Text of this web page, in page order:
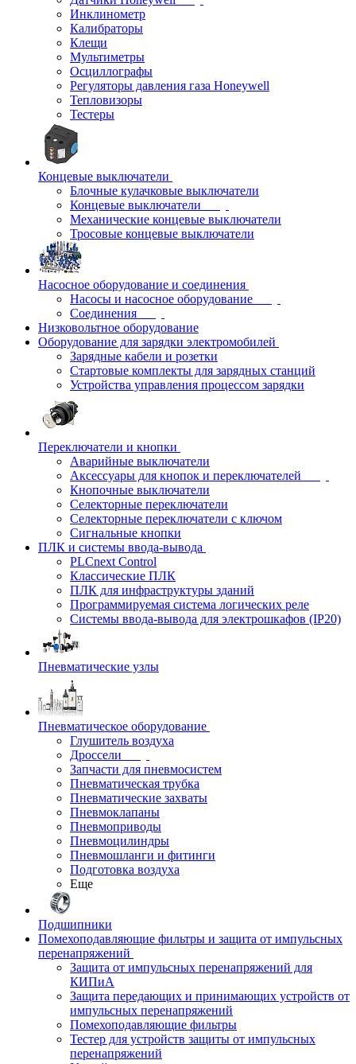
Инклинометр
Калибраторы
Клещи
Мультиметры
Осциллографы
Регуляторы давления газа Honeywell
Тепловизоры
Тестеры
Концевые выключатели
Блочные кулачковые выключатели
Концевые выключатели
Механические концевые выключатели
Тросовые концевые выключатели
Насосное оборудование и соединения
Насосы и насосное оборудование
Соединения
Низковольтное оборудование
Оборудование для зарядки электромобилей
Зарядные кабели и розетки
Стартовые комплекты для зарядных станций
Устройства управления процессом зарядки
Переключатели и кнопки
Аварийные выключатели
Аксессуары для кнопок и переключателей
Кнопочные выключатели
Селекторные переключатели
Селекторные переключатели с ключом
Сигнальные кнопки
ПЛК и системы ввода-вывода
PLCnext Control
Классические ПЛК
ПЛК для инфраструктуры зданий
Программируемая система логических реле
Системы ввода-вывода для электрошкафов (IP20)
Пневматические узлы
Пневматическое оборудование
Глушитель воздуха
Дроссели
Запчасти для пневмосистем
Пневматическая трубка
Пневматические захваты
Пневмоклапаны
Пневмоприводы
Пневмоцилиндры
Пневмошланги и фитинги
Подготовка воздуха
Еще
Подшипники
Помехоподавляющие фильтры и защита от импульсных
перенапряжений
Защита от импульсных перенапряжений для
КИПиА
Защита передающих и принимающих устройств от
импульсных перенапряжений
Помехоподавляющие фильтры
Тестер для устройств защиты от импульсных
перенапряжений